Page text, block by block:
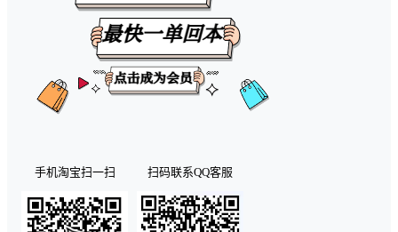
手机淘宝扫一扫 扫码联系QQ客服